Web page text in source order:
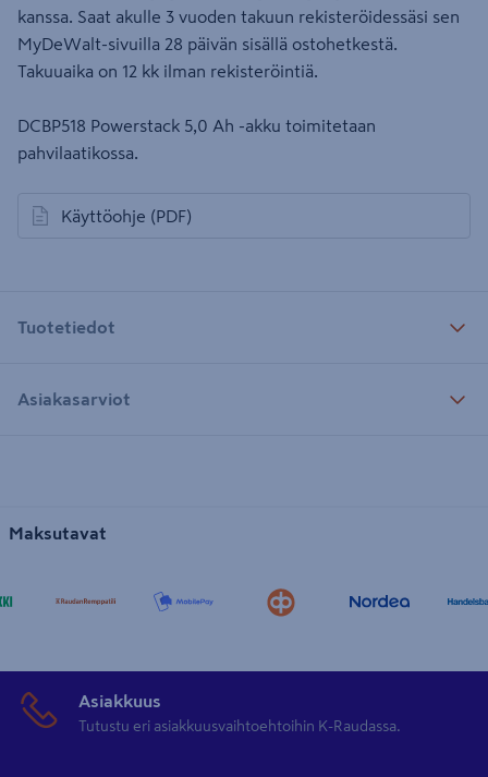
kanssa. Saat akulle 3 vuoden takuun rekisteröidessäsi sen
MyDeWalt-sivuilla 28 päivän sisällä ostohetkestä.
Takuuaika on 12 kk ilman rekisteröintiä.
DCBP518 Powerstack 5,0 Ah -akku toimitetaan
pahvilaatikossa.
Käyttöohje (PDF)
avautuu uuteen välilehteen
Tuotetiedot
Asiakasarviot
Maksutavat
Asiakkuus
Tutustu eri asiakkuusvaihtoehtoihin K-Raudassa.